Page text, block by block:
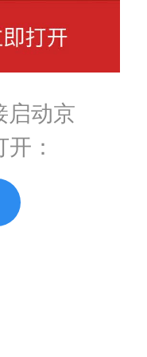
启动京
：